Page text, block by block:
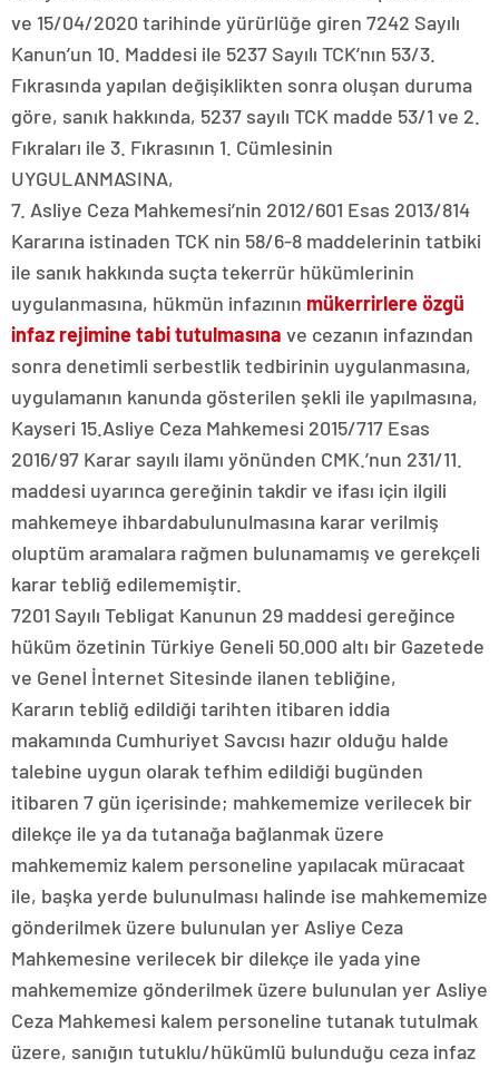
ve 15/04/2020 tarihinde yürürlüğe giren 7242 Sayılı
Kanun’un 10. Maddesi ile 5237 Sayılı TCK’nın 53/3.
Fıkrasında yapılan değişiklikten sonra oluşan duruma
göre, sanık hakkında, 5237 sayılı TCK madde 53/1 ve 2.
Fıkraları ile 3. Fıkrasının 1. Cümlesinin
UYGULANMASINA,
7. Asliye Ceza Mahkemesi’nin 2012/601 Esas 2013/814
Kararına istinaden TCK nin 58/6-8 maddelerinin tatbiki
ile sanık hakkında suçta tekerrür hükümlerinin
uygulanmasına, hükmün infazının mükerrirlere özgü
infaz rejimine tabi tutulmasına ve cezanın infazından
sonra denetimli serbestlik tedbirinin uygulanmasına,
uygulamanın kanunda gösterilen şekli ile yapılmasına,
Kayseri 15.Asliye Ceza Mahkemesi 2015/717 Esas
2016/97 Karar sayılı ilamı yönünden CMK.’nun 231/11.
maddesi uyarınca gereğinin takdir ve ifası için ilgili
mahkemeye ihbardabulunulmasına karar verilmiş
oluptüm aramalara rağmen bulunamamış ve gerekçeli
karar tebliğ edilememiştir.
7201 Sayılı Tebligat Kanunun 29 maddesi gereğince
hüküm özetinin Türkiye Geneli 50.000 altı bir Gazetede
ve Genel İnternet Sitesinde ilanen tebliğine,
Kararın tebliğ edildiği tarihten itibaren iddia
makamında Cumhuriyet Savcısı hazır olduğu halde
talebine uygun olarak tefhim edildiği bugünden
itibaren 7 gün içerisinde; mahkememize verilecek bir
dilekçe ile ya da tutanağa bağlanmak üzere
mahkememiz kalem personeline yapılacak müracaat
ile, başka yerde bulunulması halinde ise mahkememize
gönderilmek üzere bulunulan yer Asliye Ceza
Mahkemesine verilecek bir dilekçe ile yada yine
mahkememize gönderilmek üzere bulunulan yer Asliye
Ceza Mahkemesi kalem personeline tutanak tutulmak
üzere, sanığın tutuklu/hükümlü bulunduğu ceza infaz